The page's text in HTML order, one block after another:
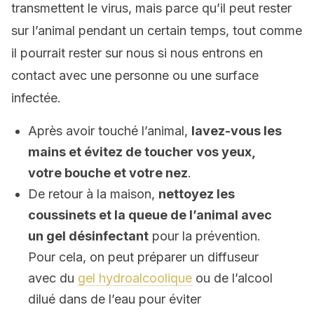
transmettent le virus, mais parce qu’il peut rester
sur l’animal pendant un certain temps, tout comme
il pourrait rester sur nous si nous entrons en
contact avec une personne ou une surface
infectée.
Après avoir touché l’animal, lavez-vous les
mains et évitez de toucher vos yeux,
votre bouche et votre nez.
De retour à la maison, nettoyez les
coussinets et la queue de l’animal avec
un gel désinfectant pour la prévention.
Pour cela, on peut préparer un diffuseur
avec du gel hydroalcoolique ou de l’alcool
dilué dans de l’eau pour éviter